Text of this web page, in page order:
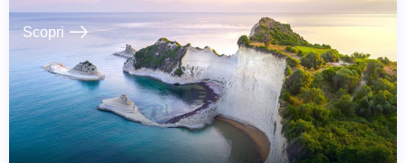
Scopri east